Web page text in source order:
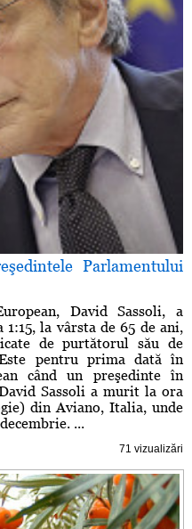
Parlamentului
David Sassoli, a
la vârsta de 65 de ani,
de purtătorul său de
pentru prima dată în
când un preşedinte în
Sassoli a murit la ora
din Aviano, Italia, unde
...
71 vizualizări